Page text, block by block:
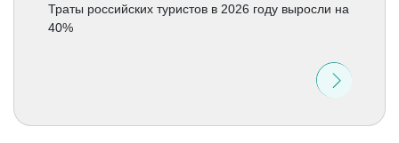
Траты российских туристов в 2026 году выросли на
40%